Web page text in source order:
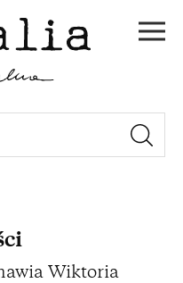
Wiktoria